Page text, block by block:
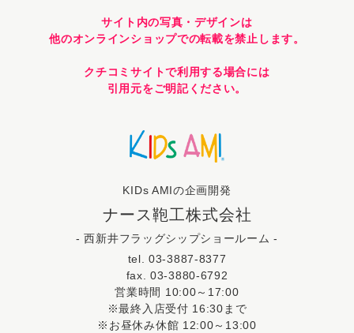
サイト内の写真・デザインは
他のオンラインショップでの転載を禁止します。
クチコミサイトで利用する場合には
引用元をご明記ください。
KIDs AMIの企画開発
ナース鞄工株式会社
- 西新井フラッグシップショールーム -
tel. 03-3887-8377
fax. 03-3880-6792
営業時間 10:00～17:00
※最終入店受付 16:30まで
※お昼休み休館 12:00～13:00